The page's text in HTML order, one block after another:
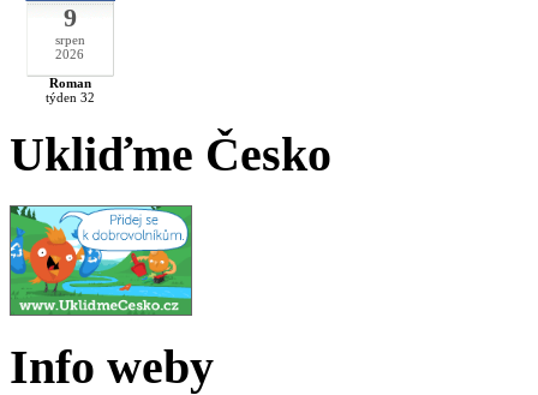
9
srpen
2026
Roman
týden 32
Ukliďme Česko
Info weby